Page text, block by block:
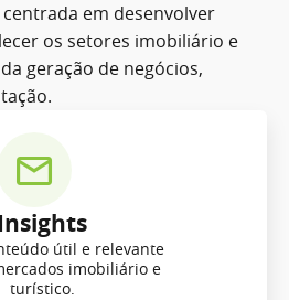
em desenvolver
os setores imobiliário e
geração de negócios,
útil e relevante
imobiliário e
turístico.